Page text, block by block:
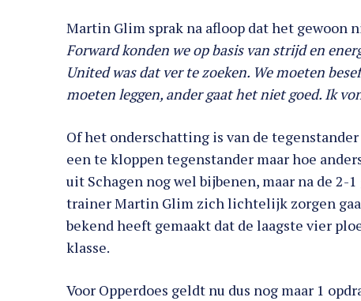
Martin Glim sprak na afloop dat het gewoon
Forward konden we op basis van strijd en
United was dat ver te zoeken. We moeten
moeten leggen, ander gaat het niet goed. Ik
Of het onderschatting is van de
een te kloppen tegenstander maar hoe
uit Schagen nog wel bijbenen, maar na de
trainer Martin Glim zich lichtelijk zorgen
bekend heeft gemaakt dat de laagste vier
klasse.
Voor Opperdoes geldt nu dus nog maar 1